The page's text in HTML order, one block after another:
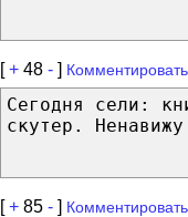
[+ 48 - ]
Сегодня сели:
скутер.
[+ 85 - ]